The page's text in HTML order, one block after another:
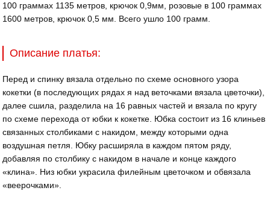
100 граммах 1135 метров, крючок 0,9мм, розовые в 100 граммах
1600 метров, крючок 0,5 мм. Всего ушло 100 грамм.
Описание платья:
Перед и спинку вязала отдельно по схеме основного узора
кокетки (в последующих рядах я над веточками вязала цветочки),
далее сшила, разделила на 16 равных частей и вязала по кругу
по схеме перехода от юбки к кокетке. Юбка состоит из 16 клиньев
связанных столбиками с накидом, между которыми одна
воздушная петля. Юбку расширяла в каждом пятом ряду,
добавляя по столбику с накидом в начале и конце каждого
«клина». Низ юбки украсила филейным цветочком и обвязала
«веерочками».